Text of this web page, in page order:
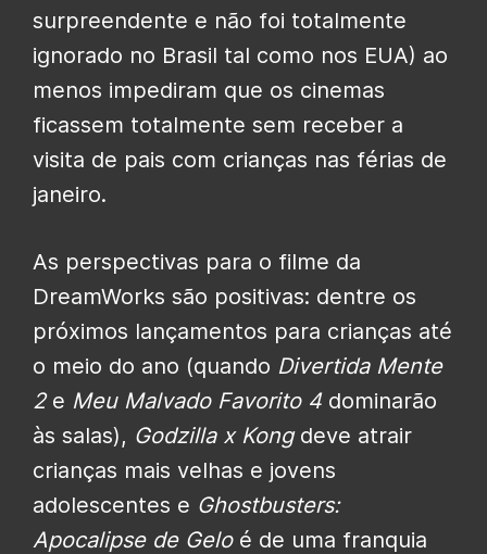
surpreendente e não foi totalmente
ignorado no Brasil tal como nos EUA) ao
menos impediram que os cinemas
ficassem totalmente sem receber a
visita de pais com crianças nas férias de
janeiro.
As perspectivas para o filme da
DreamWorks são positivas: dentre os
próximos lançamentos para crianças até
o meio do ano (quando Divertida Mente
2e Meu Malvado Favorito 4dominarão
às salas), Godzilla x Kongdeve atrair
crianças mais velhas e jovens
adolescentes e Ghostbusters:
Apocalipse de Geloé de uma franquia